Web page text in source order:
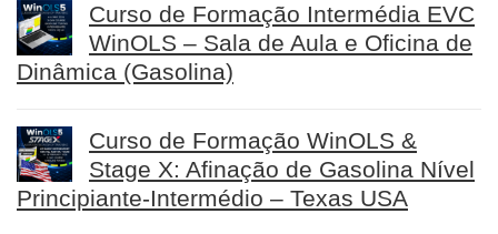
Curso de Formação Intermédia EVC
WinOLS – Sala de Aula e Oficina de
Dinâmica (Gasolina)
Curso de Formação WinOLS &
Stage X: Afinação de Gasolina Nível
Principiante-Intermédio – Texas USA